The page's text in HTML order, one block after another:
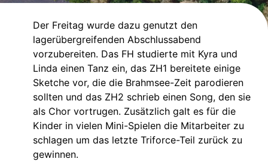
Der Freitag wurde dazu genutzt den
lagerübergreifenden Abschlussabend
vorzubereiten. Das FH studierte mit Kyra und
Linda einen Tanz ein, das ZH1 bereitete einige
Sketche vor, die die Brahmsee-Zeit parodieren
sollten und das ZH2 schrieb einen Song, den sie
als Chor vortrugen. Zusätzlich galt es für die
Kinder in vielen Mini-Spielen die Mitarbeiter zu
schlagen um das letzte Triforce-Teil zurück zu
gewinnen.